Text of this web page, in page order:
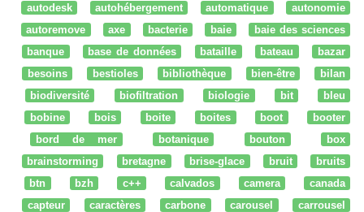
autodesk
autohébergement automatique
autonomie
autoremove
axe bacterie baie
baie des sciences
banque
base de données bataille bateau
bazar
besoins
bestioles bibliothèque bien-être
bilan
biodiversité
biofiltration biologie bit
bleu
bobine
bois boite boites boot
booter
bord de mer
botanique bouton
box
brainstorming
bretagne brise-glace bruit
bruits
btn
bzh c++ calvados camera
canada
capteur
caractères carbone carousel
carrousel